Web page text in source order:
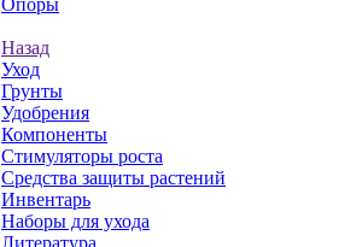
Назад
Уход
Грунты
Удобрения
Компоненты
Стимуляторы роста
Средства защиты растений
Инвентарь
Наборы для ухода
Литература